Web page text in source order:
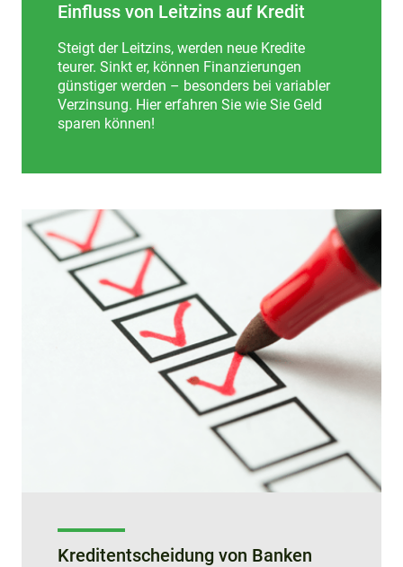
Einfluss von Leitzins auf Kredit
Steigt der Leitzins, werden neue Kredite
teurer. Sinkt er, können Finanzierungen
günstiger werden – besonders bei variabler
Verzinsung. Hier erfahren Sie wie Sie Geld
sparen können!
Kreditentscheidung von Banken